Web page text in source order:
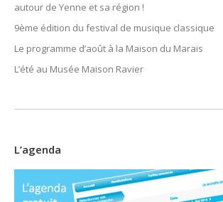
autour de Yenne et sa région !
9ème édition du festival de musique classique
Le programme d’août à la Maison du Marais
L’été au Musée Maison Ravier
L’agenda